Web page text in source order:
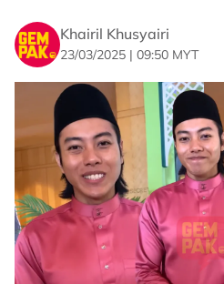
Khairil Khusyairi
23/03/2025 | 09:50 MYT